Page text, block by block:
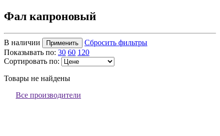
Фал капроновый
В наличии Применить
Сбросить фильтры
Показывать по: 30 60 120
Сортировать по:
Товары не найдены
Все производители